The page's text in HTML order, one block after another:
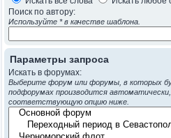
Поиск по автору:
Используйте * в качестве шаблона.
Параметры запроса
Искать в форумах:
Выберите форум или форумы, в которых
подфорумах производится
соответствующую опцию ниже.